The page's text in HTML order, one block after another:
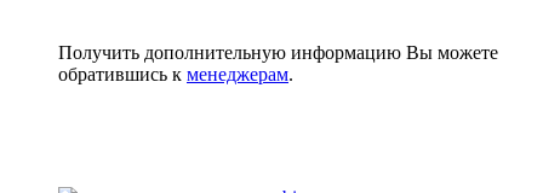
Получить дополнительную информацию Вы можете
обратившись к менеджерам.